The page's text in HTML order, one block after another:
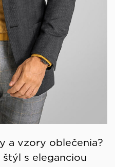
a vzory oblečenia?
s eleganciou